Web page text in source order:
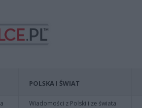
POLSKA I ŚWIAT
Wiadomości z Polski i ze świata